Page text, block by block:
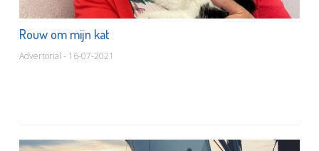
Rouw om mijn kat
Advertorial - 16-07-2021